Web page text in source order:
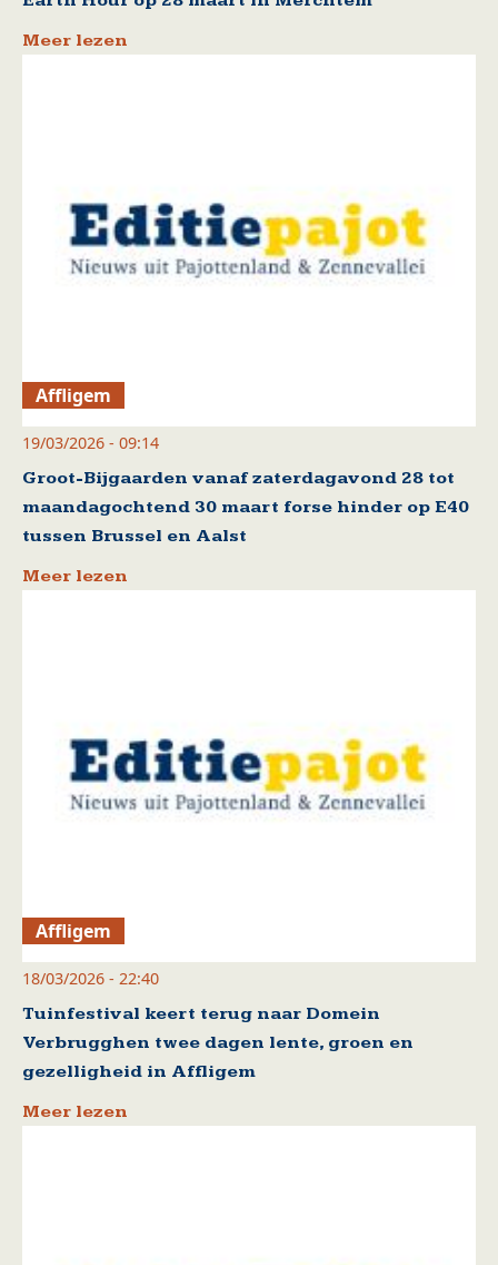
Meer lezen
Affligem
19/03/2026 - 09:14
Groot-Bijgaarden vanaf zaterdagavond 28 tot
maandagochtend 30 maart forse hinder op E40
tussen Brussel en Aalst
Meer lezen
Affligem
18/03/2026 - 22:40
Tuinfestival keert terug naar Domein
Verbrugghen twee dagen lente, groen en
gezelligheid in Affligem
Meer lezen